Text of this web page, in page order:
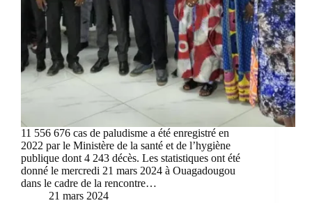
11 556 676 cas de paludisme a été enregistré en
2022 par le Ministère de la santé et de l’hygiène
publique dont 4 243 décès. Les statistiques ont été
donné le mercredi 21 mars 2024 à Ouagadougou
dans le cadre de la rencontre…
21 mars 2024